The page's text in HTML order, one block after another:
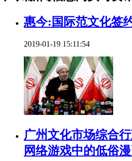
惠今:国际范文化签
2019-01-19 15:11:54
广州文化市场综合
网络游戏中的低俗